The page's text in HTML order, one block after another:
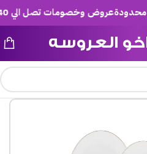
عروض وخصومات تصل الي 40% لفترة محدودة
العروسه